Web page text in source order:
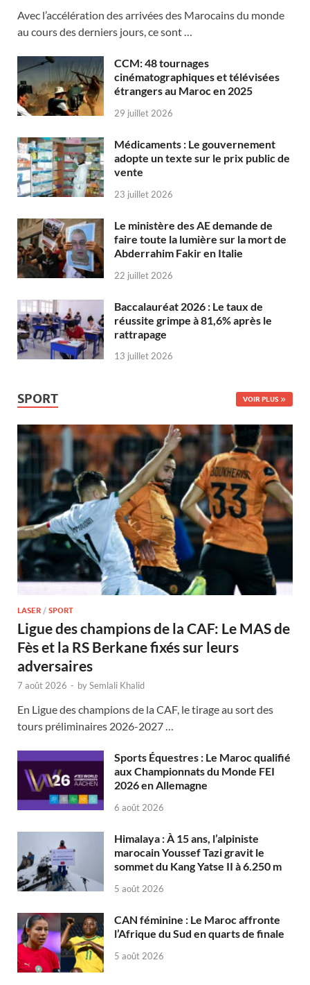
Avec l’accélération des arrivées des Marocains du monde
au cours des derniers jours, ce sont …
CCM: 48 tournages
cinématographiques et télévisées
étrangers au Maroc en 2025
29 juillet 2026
Médicaments : Le gouvernement
adopte un texte sur le prix public de
vente
23 juillet 2026
Le ministère des AE demande de
faire toute la lumière sur la mort de
Abderrahim Fakir en Italie
22 juillet 2026
Baccalauréat 2026 : Le taux de
réussite grimpe à 81,6% après le
rattrapage
13 juillet 2026
SPORT VOIR PLUS
LASER / SPORT
Ligue des champions de la CAF: Le MAS de
Fès et la RS Berkane fixés sur leurs
adversaires
7 août 2026 - bySemlali Khalid
En Ligue des champions de la CAF, le tirage au sort des
tours préliminaires 2026-2027 …
Sports Équestres : Le Maroc qualifié
aux Championnats du Monde FEI
2026 en Allemagne
6 août 2026
Himalaya : À 15 ans, l’alpiniste
marocain Youssef Tazi gravit le
sommet du Kang Yatse II à 6.250 m
5 août 2026
CAN féminine : Le Maroc affronte
l’Afrique du Sud en quarts de finale
5 août 2026